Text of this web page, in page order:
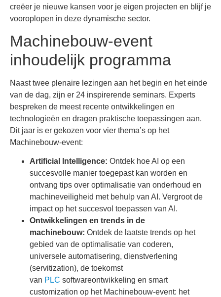
creëer je nieuwe kansen voor je eigen projecten en blijf je
vooroplopen in deze dynamische sector.
Machinebouw-event
inhoudelijk programma
Naast twee plenaire lezingen aan het begin en het einde
van de dag, zijn er 24 inspirerende seminars. Experts
bespreken de meest recente ontwikkelingen en
technologieën en dragen praktische toepassingen aan.
Dit jaar is er gekozen voor vier thema’s op het
Machinebouw-event:
Artificial Intelligence: Ontdek hoe AI op een
succesvolle manier toegepast kan worden en
ontvang tips over optimalisatie van onderhoud en
machineveiligheid met behulp van AI. Vergroot de
impact op het succesvol toepassen van AI.
Ontwikkelingen en trends in de
machinebouw: Ontdek de laatste trends op het
gebied van de optimalisatie van coderen,
universele automatisering, dienstverlening
(servitization), de toekomst
van PLC softwareontwikkeling en smart
customization op het Machinebouw-event: het